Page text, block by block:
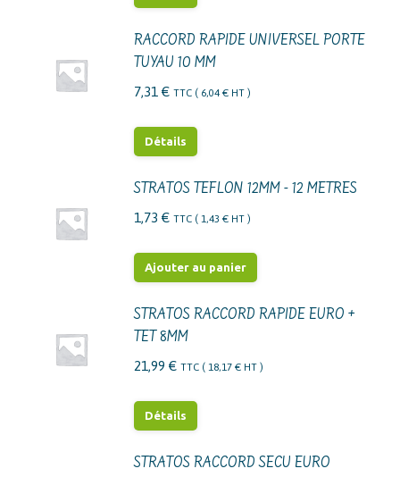
RACCORD RAPIDE UNIVERSEL PORTE
TUYAU 10 MM
7,31 € TTC ( 6,04 € HT )
Détails
STRATOS TEFLON 12MM - 12 METRES
1,73 € TTC ( 1,43 € HT )
Ajouter au panier
STRATOS RACCORD RAPIDE EURO +
TET 8MM
21,99 € TTC ( 18,17 € HT )
Détails
STRATOS RACCORD SECU EURO